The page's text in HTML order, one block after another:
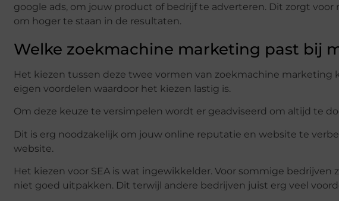
google ads, om jouw product of bedrijf te adverteren. Dit zorgt voor
om hoger te staan in de resultaten.
Welke zoekmachine marketing past bij
Het kiezen tussen deze twee vormen van zoekmachine marketing
eigen voordelen waardoor het kiezen lastig is.
Om deze keuze te versimpelen wordt er geadviseerd om altijd te
Dit is erg noodzakelijk om jouw online reputatie en website te
website.
Het kiezen voor SEA is wat ingewikkelder. Voor sommige bedrijven
niet goed uitpakken. Dit terwijl andere bedrijven juist erg veel